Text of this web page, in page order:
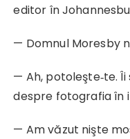
editor în
— Domnul Moresby
— Ah, potoleşte‑te.
despre fotografia în
— Am văzut nişte